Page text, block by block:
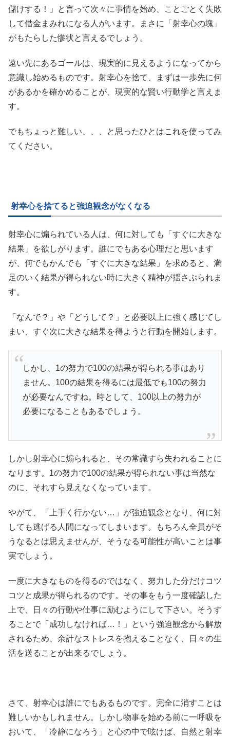
儲けする！」と言って次々に事情を始め、ことごとく失敗
して借金まみれになる人がいます。まさに「射幸心の塊」
がもたらした惨状と言えるでしょう。
遠い先にあるゴールは、現実的に見えるようになってから
意識し始めるものです。射幸心を捨て、まずは一歩先に何
があるかを確かめることが、現実的な賢い行動学と言えま
す。
でもちょっと難しい、、、と思ったひとはこれを使ってみ
てください。
射幸心を捨てると強迫観念がなくなる
射幸心に煽られている人は、何に対しても「すぐに大きな
結果」を欲しがります。誰にでもある心理だと思います
が、何でもかんでも「すぐに大きな結果」を求めると、満
足のいく結果が得られない時に大きく精神が揺さぶられま
す。
「なんで？」や「どうして？」と必要以上に強く感じてし
まい、すぐ次に大きな結果を得ようと行動を開始します。
しかし、1の努力で100の結果が得られる事はあり
ません。100の結果を得るには最低でも100の努力
が必要なんですね。時として、100以上の努力が
必要になることもあるでしょう。
しかし射幸心に煽られると、その常識すら失われることに
なります。1の努力で100の結果が得られない事は当然な
のに、それすら見えなくなっています。
やがて、「上手く行かない…」が強迫観念となり、何に対
しても逃げる人間になってしまいます。もちろん全員がそ
うなるとは思えませんが、そうなる可能性が高いことは事
実でしょう。
一度に大きなものを得るのではなく、努力した分だけコツ
コツと成果が得られるのです。その事をもう一度確認した
上で、日々の行動や仕事に励むようにして下さい。そうす
ることで「成功しなければ…！」という強迫観念から解放
されるため、余計なストレスを抱えることなく、日々の生
活を送ることが出来るでしょう。
さて、射幸心は誰にでもあるものです。完全に消すことは
難しいかもしれません。しかし物事を始める前に一呼吸を
おいて、「冷静になろう」と心の中で呟けば、自然と射幸